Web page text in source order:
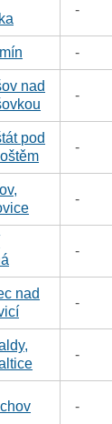
-
-
nad
-
pod
-
-
-
nad
-
-
-